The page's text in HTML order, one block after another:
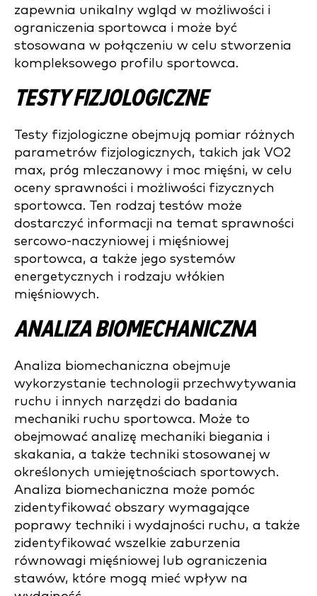
zapewnia unikalny wgląd w możliwości i
ograniczenia sportowca i może być
stosowana w połączeniu w celu stworzenia
kompleksowego profilu sportowca.
TESTY FIZJOLOGICZNE
Testy fizjologiczne obejmują pomiar różnych
parametrów fizjologicznych, takich jak VO2
max, próg mleczanowy i moc mięśni, w celu
oceny sprawności i możliwości fizycznych
sportowca. Ten rodzaj testów może
dostarczyć informacji na temat sprawności
sercowo-naczyniowej i mięśniowej
sportowca, a także jego systemów
energetycznych i rodzaju włókien
mięśniowych.
ANALIZA BIOMECHANICZNA
Analiza biomechaniczna obejmuje
wykorzystanie technologii przechwytywania
ruchu i innych narzędzi do badania
mechaniki ruchu sportowca. Może to
obejmować analizę mechaniki biegania i
skakania, a także techniki stosowanej w
określonych umiejętnościach sportowych.
Analiza biomechaniczna może pomóc
zidentyfikować obszary wymagające
poprawy techniki i wydajności ruchu, a także
zidentyfikować wszelkie zaburzenia
równowagi mięśniowej lub ograniczenia
stawów, które mogą mieć wpływ na